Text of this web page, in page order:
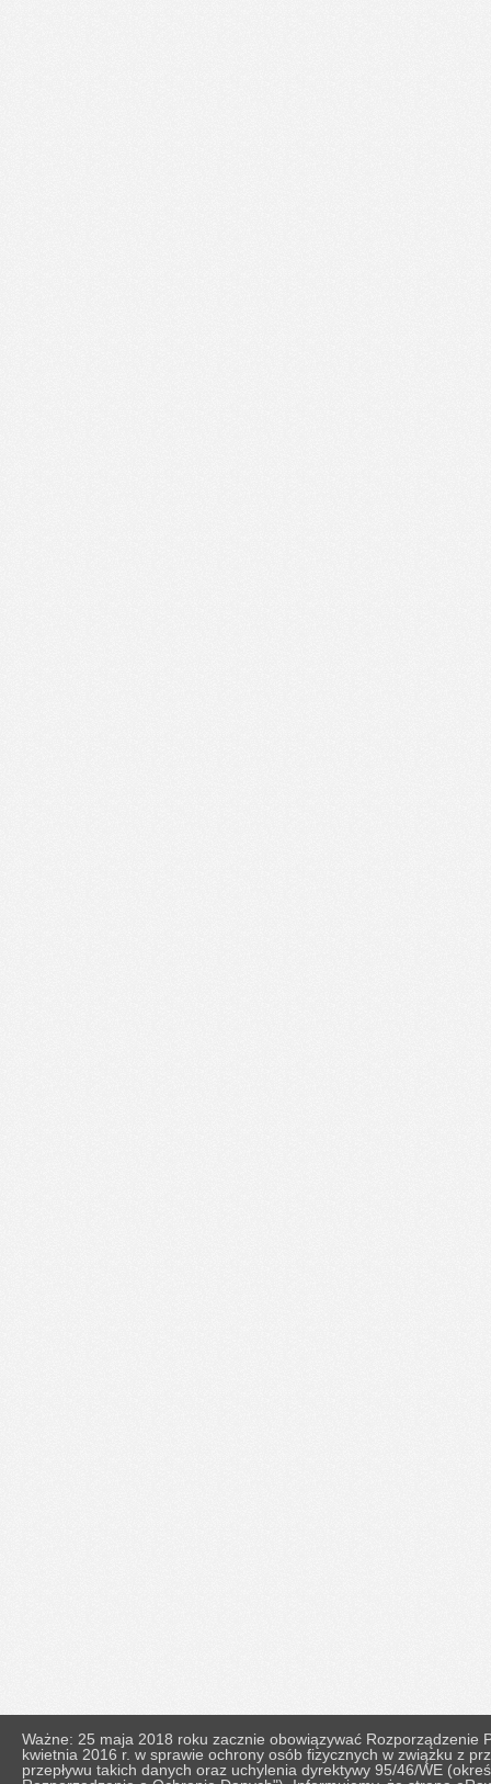
Ważne: 25 maja 2018 roku zacznie obowiązywać
kwietnia 2016 r. w sprawie ochrony osób fizycznych w związku z
przepływu takich danych oraz uchylenia dyrektywy 95/46/WE